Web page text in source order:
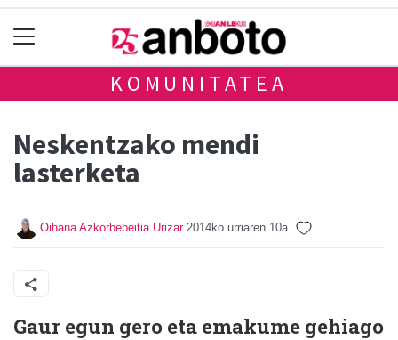
KOMUNITATEA
Neskentzako mendi
lasterketa
Oihana Azkorbebeitia Urizar 2014ko urriaren 10a
Gaur egun gero eta emakume gehiago